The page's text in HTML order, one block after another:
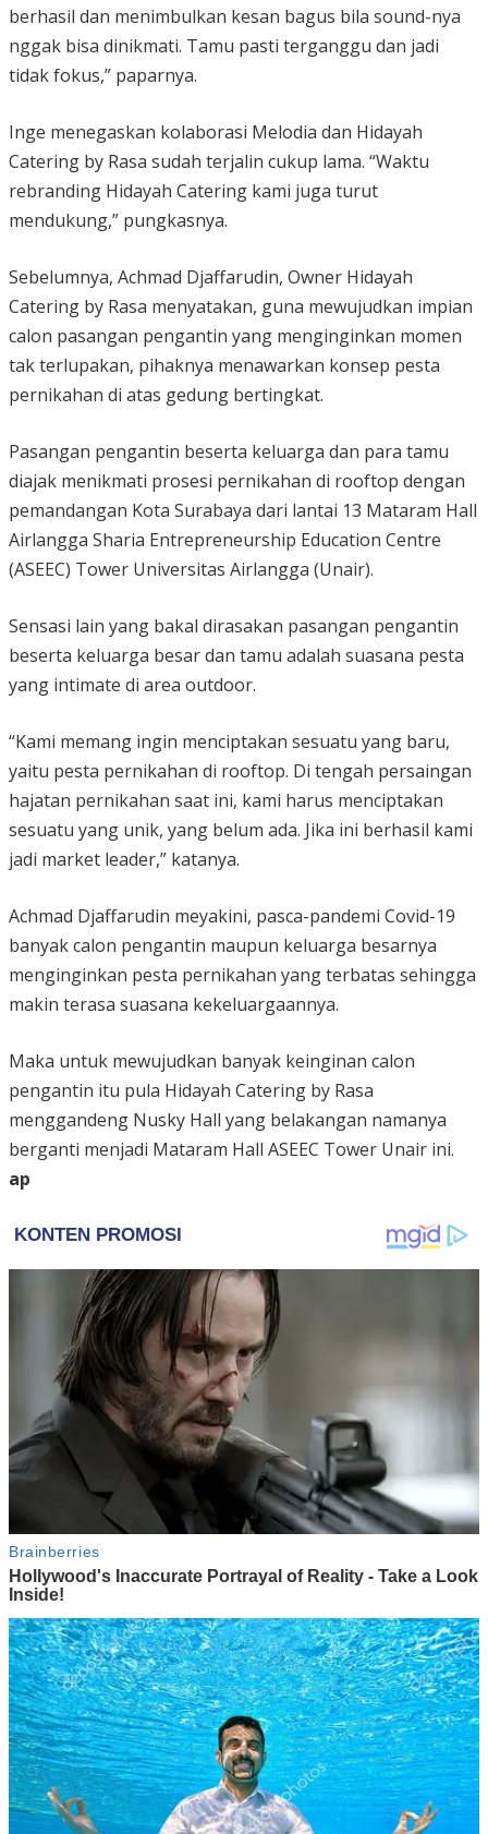
berhasil dan menimbulkan kesan bagus bila sound-nya
nggak bisa dinikmati. Tamu pasti terganggu dan jadi
tidak fokus,” paparnya.
Inge menegaskan kolaborasi Melodia dan Hidayah
Catering by Rasa sudah terjalin cukup lama. “Waktu
rebranding Hidayah Catering kami juga turut
mendukung,” pungkasnya.
Sebelumnya, Achmad Djaffarudin, Owner Hidayah
Catering by Rasa menyatakan, guna mewujudkan impian
calon pasangan pengantin yang menginginkan momen
tak terlupakan, pihaknya menawarkan konsep pesta
pernikahan di atas gedung bertingkat.
Pasangan pengantin beserta keluarga dan para tamu
diajak menikmati prosesi pernikahan di rooftop dengan
pemandangan Kota Surabaya dari lantai 13 Mataram Hall
Airlangga Sharia Entrepreneurship Education Centre
(ASEEC) Tower Universitas Airlangga (Unair).
Sensasi lain yang bakal dirasakan pasangan pengantin
beserta keluarga besar dan tamu adalah suasana pesta
yang intimate di area outdoor.
“Kami memang ingin menciptakan sesuatu yang baru,
yaitu pesta pernikahan di rooftop. Di tengah persaingan
hajatan pernikahan saat ini, kami harus menciptakan
sesuatu yang unik, yang belum ada. Jika ini berhasil kami
jadi market leader,” katanya.
Achmad Djaffarudin meyakini, pasca-pandemi Covid-19
banyak calon pengantin maupun keluarga besarnya
menginginkan pesta pernikahan yang terbatas sehingga
makin terasa suasana kekeluargaannya.
Maka untuk mewujudkan banyak keinginan calon
pengantin itu pula Hidayah Catering by Rasa
menggandeng Nusky Hall yang belakangan namanya
berganti menjadi Mataram Hall ASEEC Tower Unair ini.
ap